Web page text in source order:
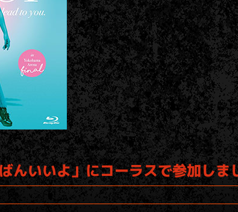
いいよ」にコーラスで参加しま